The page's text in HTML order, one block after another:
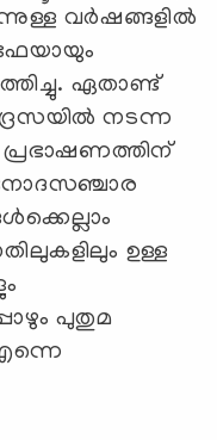
വർഷങ്ങളിൽ
ഏതാണ്ട്
നടന്ന
ഉള്ള
പുതുമ